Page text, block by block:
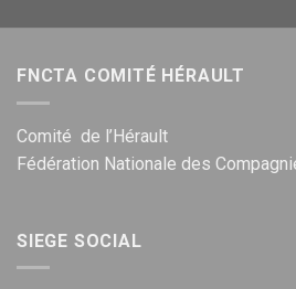
FNCTA COMITÉ HÉRAULT
Comité de l’Hérault
Fédération Nationale des
SIEGE SOCIAL